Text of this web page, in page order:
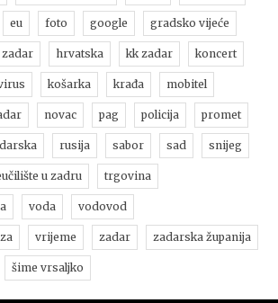
eu foto google gradsko vijeće
hrvatska kk zadar koncert
košarka krađa mobitel
novac pag policija promet
rusija sabor sad snijeg
u zadru trgovina
voda vodovod
vrijeme zadar zadarska županija
šime vrsaljko